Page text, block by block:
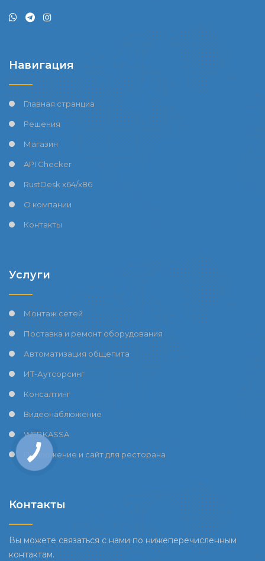
Навигация
Главная странциа
Решения
Магазин
API Checker
RustDesk x64/x86
О компании
Контакты
Услуги
Монтаж сетей
Поставка и ремонт оборудования
Автоматизация общепита
ИТ-Аутсорсинг
Консалтинг
Видеонаблюжение
WEBKASSA
Приложение и сайт для ресторана
Контакты
Вы можете связаться с нами по нижеперечисленным
контактам.